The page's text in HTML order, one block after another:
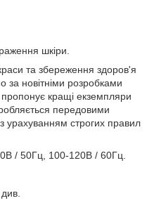
шкіри.
та збереження здоров'я
за новітніми розробками
кращі екземпляри
передовими
з урахуванням строгих правил
/ 50Гц, 100-120В / 60Гц.